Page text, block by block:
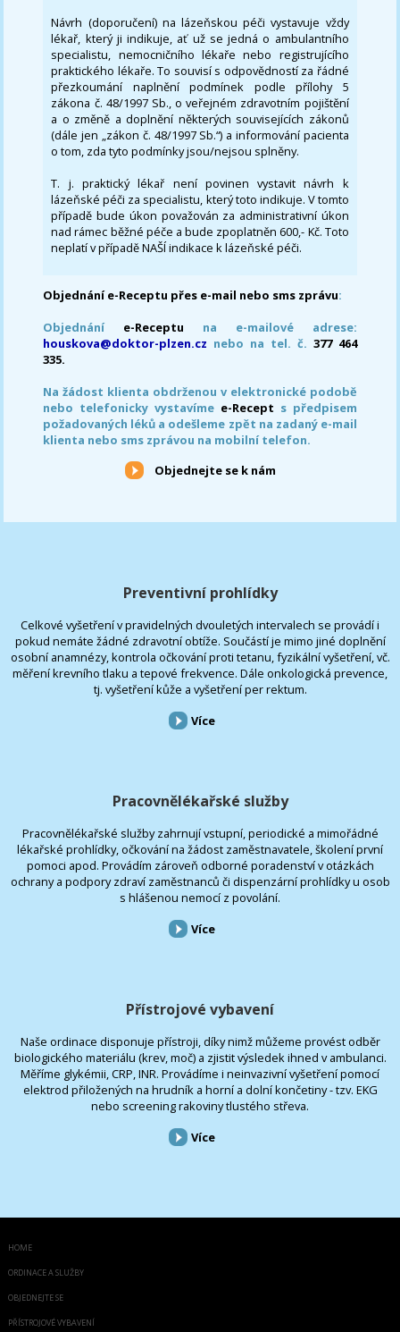
Návrh (doporučení) na lázeňskou péči vystavuje vždy
lékař, který ji indikuje, ať už se jedná o ambulantního
specialistu, nemocničního lékaře nebo registrujícího
praktického lékaře. To souvisí s odpovědností za řádné
přezkoumání naplnění podmínek podle přílohy 5
zákona č. 48/1997 Sb., o veřejném zdravotním pojištění
a o změně a doplnění některých souvisejících zákonů
(dále jen „zákon č. 48/1997 Sb.“) a informování pacienta
o tom, zda tyto podmínky jsou/nejsou splněny.
T. j. praktický lékař není povinen vystavit návrh k
lázeňské péči za specialistu, který toto indikuje. V tomto
případě bude úkon považován za administrativní úkon
nad rámec běžné péče a bude zpoplatněn 600,- Kč. Toto
neplatí v případě NAŠÍ indikace k lázeňské péči.
Objednání e-Receptu přes e-mail nebo sms zprávu:
Objednání e-Receptu na e-mailové adrese:
houskova@doktor-plzen.cz nebo na tel. č. 377 464
335.
Na žádost klienta obdrženou v elektronické podobě
nebo telefonicky vystavíme e-Recept s předpisem
požadovaných léků a odešleme zpět na zadaný e-mail
klienta nebo sms zprávou na mobilní telefon.
Objednejte se k nám
Preventivní prohlídky
Celkové vyšetření v pravidelných dvouletých intervalech se provádí i
pokud nemáte žádné zdravotní obtíže. Součástí je mimo jiné doplnění
osobní anamnézy, kontrola očkování proti tetanu, fyzikální vyšetření, vč.
měření krevního tlaku a tepové frekvence. Dále onkologická prevence,
tj. vyšetření kůže a vyšetření per rektum.
Více
Pracovnělékařské služby
Pracovnělékařské služby zahrnují vstupní, periodické a mimořádné
lékařské prohlídky, očkování na žádost zaměstnavatele, školení první
pomoci apod. Provádím zároveň odborné poradenství v otázkách
ochrany a podpory zdraví zaměstnanců či dispenzární prohlídky u osob
s hlášenou nemocí z povolání.
Více
Přístrojové vybavení
Naše ordinace disponuje přístroji, díky nimž můžeme provést odběr
biologického materiálu (krev, moč) a zjistit výsledek ihned v ambulanci.
Měříme glykémii, CRP, INR. Provádíme i neinvazivní vyšetření pomocí
elektrod přiložených na hrudník a horní a dolní končetiny - tzv. EKG
nebo screening rakoviny tlustého střeva.
Více
HOME
ORDINACE A SLUŽBY
OBJEDNEJTE SE
PŘÍSTROJOVÉ VYBAVENÍ